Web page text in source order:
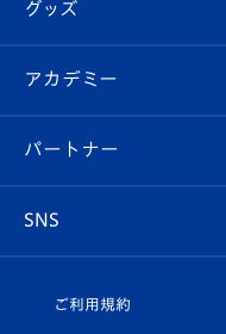
チケット
イベント
メディア
ホームタウン
スタッフプロフィール
マスコット紹介
Revive Team
ヴィヴィくんの長崎お
フォトギャラリー
スタジアムグルメ
V-LOVERS（ファンク
プレイヤーズスイート
グッズ
オンラインショップ
店舗情報
アカデミー
育成からのお知らせ
U-18
パートナー
SNS
ご利用規約